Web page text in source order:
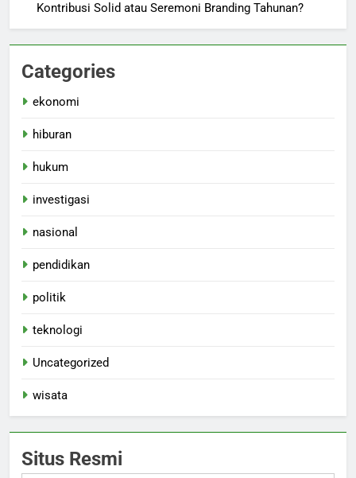
Kontribusi Solid atau Seremoni Branding Tahunan?
Categories
ekonomi
hiburan
hukum
investigasi
nasional
pendidikan
politik
teknologi
Uncategorized
wisata
Situs Resmi